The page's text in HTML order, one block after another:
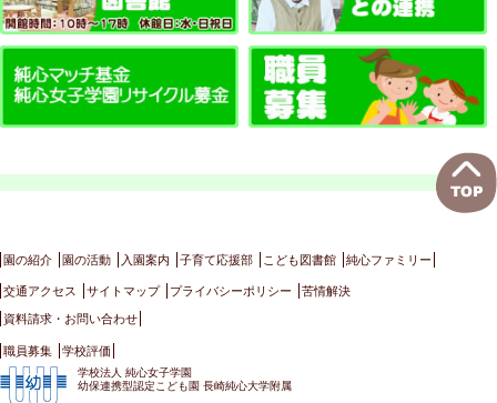
園の紹介 園の活動 入園案内 子育て応援部 こども図書館 純心ファミリー
交通アクセス サイトマップ プライバシーポリシー 苦情解決
資料請求・お問い合わせ
職員募集 学校評価
学校法人 純心女子学園
幼保連携型認定こども園 長崎純心大学附属